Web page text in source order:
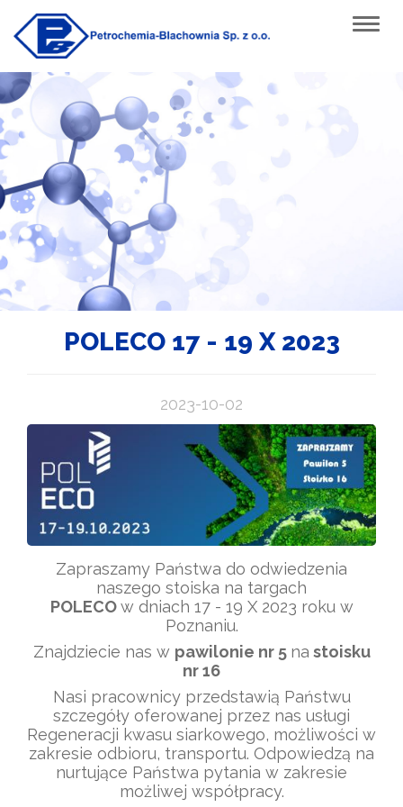
POLECO 17 - 19 X 2023
2023-10-02
Zapraszamy Państwa do odwiedzenia
naszego stoiska na targach
POLECOw dniach 17 - 19 X 2023 roku w
Poznaniu.
Znajdziecie nas w pawilonie nr 5 na stoisku
nr 16
Nasi pracownicy przedstawią Państwu
szczegóły oferowanej przez nas usługi
Regeneracji kwasu siarkowego, możliwości w
zakresie odbioru, transportu. Odpowiedzą na
nurtujące Państwa pytania w zakresie
możliwej współpracy.